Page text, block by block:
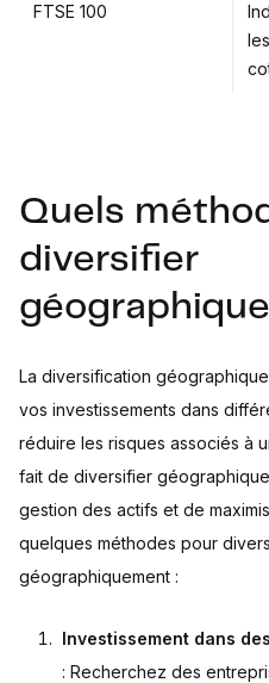
FTSE 100
Quels
diversifier
La diversification
vos investissements dans
réduire les risques associés à
fait de diversifier
gestion des actifs et de
quelques méthodes pour
géographiquement :
Investissement dans
: Recherchez des